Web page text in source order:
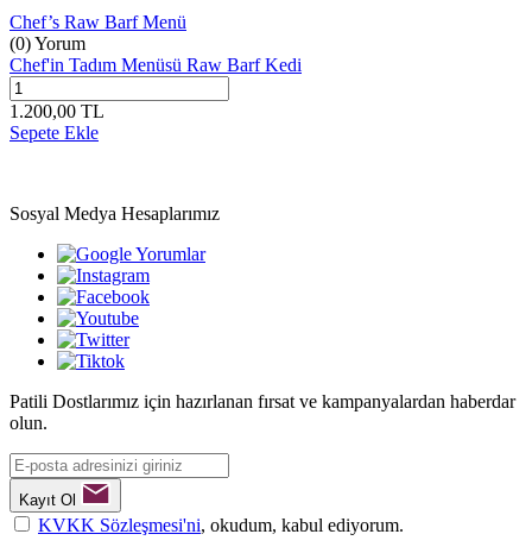
Chef’s Raw Barf Menü
(0) Yorum
Chef'in Tadım Menüsü Raw Barf Kedi
1.200,00 TL
Sepete Ekle
Sosyal Medya Hesaplarımız
Patili Dostlarımız için hazırlanan fırsat ve kampanyalardan haberdar
olun.
Kayıt Ol
KVKK Sözleşmesi'ni, okudum, kabul ediyorum.